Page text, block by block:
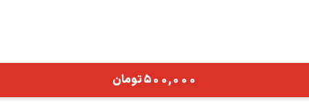
500,000تومان